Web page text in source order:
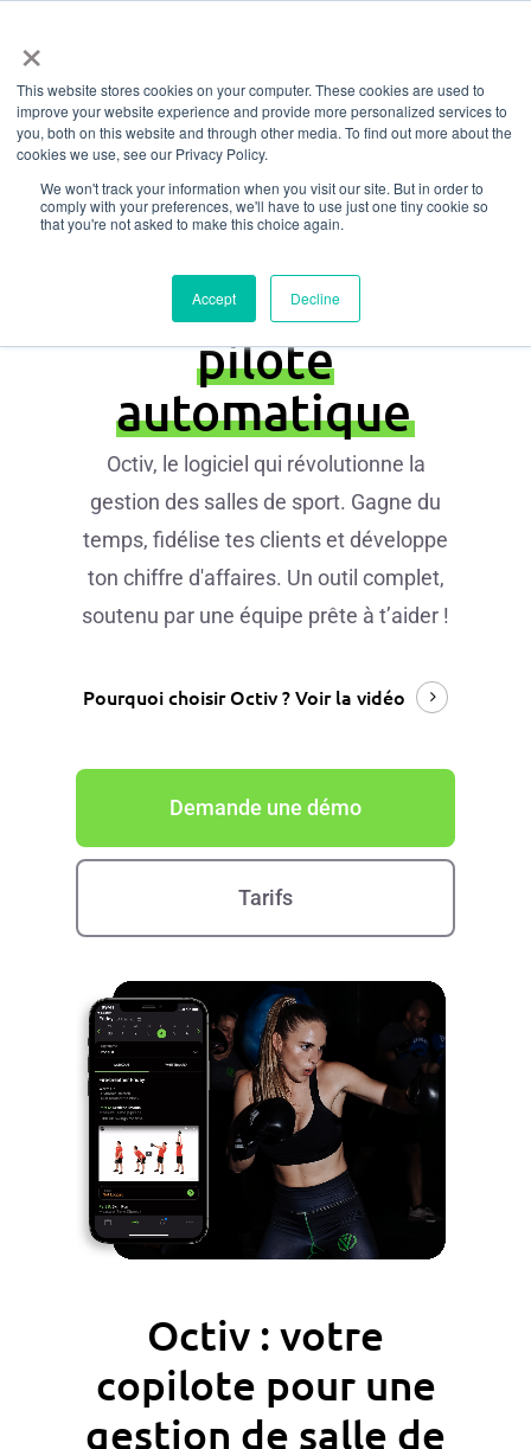
×
This website stores cookies on your computer. These cookies are used to
improve your website experience and provide more personalized services to
you, both on this website and through other media. To find out more about the
cookies we use, see our Privacy Policy.
We won't track your information when you visit our site. But in order to
comply with your preferences, we'll have to use just one tiny cookie so
that you're not asked to make this choice again.
Accept Decline
directement
au
contenu
Logiciel de
gestion de salle
de sport qui
de sport en
pilote
automatique
Octiv, le logiciel qui révolutionne la
gestion des salles de sport. Gagne du
temps, fidélise tes clients et développe
ton chiffre d'affaires. Un outil complet,
soutenu par une équipe prête à t’aider !
Pourquoi choisir Octiv ?Voir la vidéo
Demande une démo
Tarifs
Octiv : votre
copilote pour une
gestion de salle de